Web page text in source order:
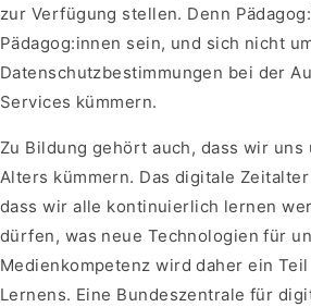
zur Verfügung stellen. Denn
Pädagog:innen sein, und sich nicht
Datenschutzbestimmungen bei der
Services kümmern.
Zu Bildung gehört auch, dass wir uns
Alters kümmern. Das digitale
dass wir alle kontinuierlich lernen
dürfen, was neue Technologien für
Medienkompetenz wird daher ein
Lernens. Eine Bundeszentrale für